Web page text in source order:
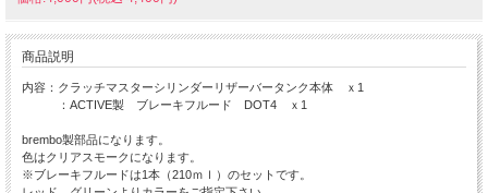
商品説明
内容：クラッチマスターシリンダーリザーバータンク本体 ｘ1
：ACTIVE製 ブレーキフルード DOT4 ｘ1
brembo製部品になります。
色はクリアスモークになります。
※ブレーキフルードは1本（210ｍｌ）のセットです。